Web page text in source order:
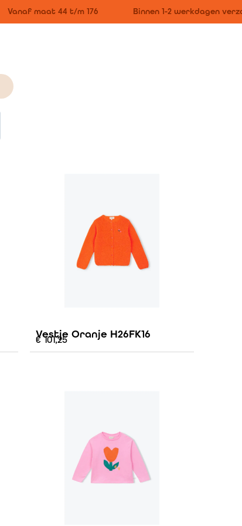
Vanaf maat 44 t/m 176 Binnen 1-2 werkdagen
Vestje Oranje H26FK16
€101,25